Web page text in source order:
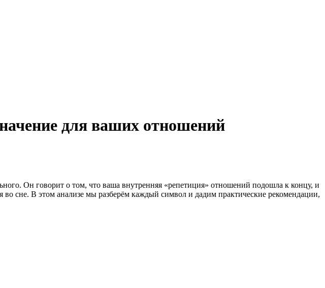
для ваших отношений
Он говорит о том, что ваша внутренняя «репетиция» отношений подошла к концу, и
сне. В этом анализе мы разберём каждый символ и дадим практические рекомендации,